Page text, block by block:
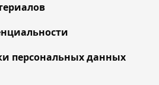
персональных данных